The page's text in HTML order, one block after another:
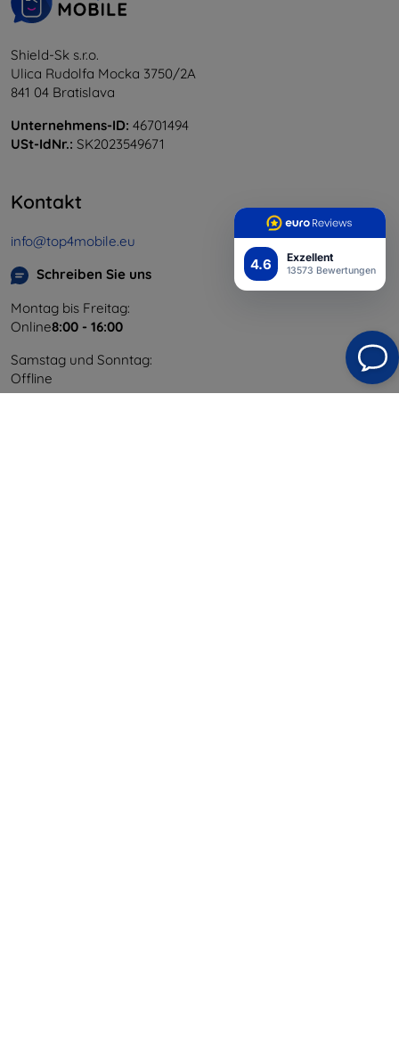
4.6 Exzellent
13573 Bewertungen
Shield-Sk s.r.o.
Ulica Rudolfa Mocka 3750/2A
841 04 Bratislava
Unternehmens-ID: 46701494
USt-IdNr.: SK2023549671
Kontakt
info@top4mobile.eu
Schreiben Sie uns
Montag bis Freitag:
Online8:00 - 16:00
Samstag und Sonntag:
Offline